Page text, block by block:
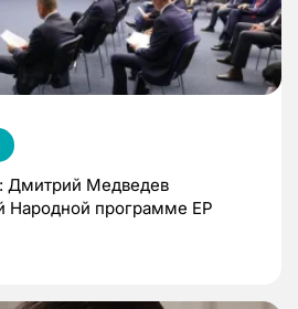
Дмитрий Медведев
Народной программе ЕР